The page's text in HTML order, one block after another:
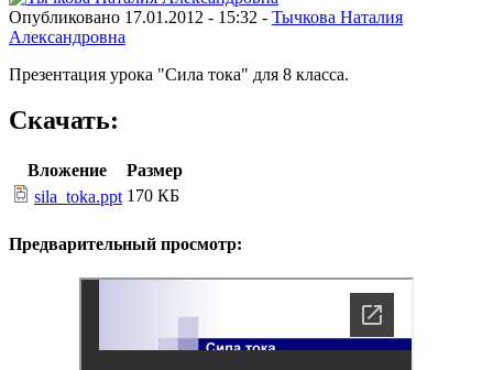
Опубликовано 17.01.2012 - 15:32 - Тычкова Наталия
Александровна
Презентация урока "Сила тока" для 8 класса.
Скачать:
Вложение
Размер
sila_toka.ppt 170 КБ
Предварительный просмотр: